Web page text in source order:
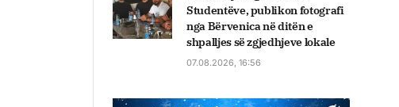
Studentëve, publikon fotografi
nga Bërvenica në ditën e
shpalljes së zgjedhjeve lokale
07.08.2026, 16:56